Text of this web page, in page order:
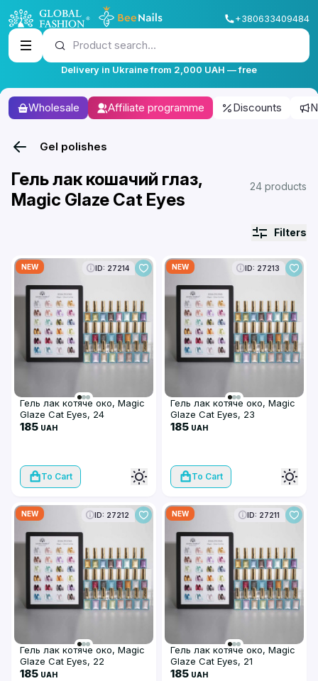
+380633409484
Product search...
Delivery in Ukraine from 2,000 UAH — free
Wholesale Affiliate programme Discounts
Gel polishes
Гель лак кошачий глаз,
Magic Glaze Cat Eyes
24 products
Filters
NEW ID: 27214
Гель лак котяче око, Magic
Glaze Cat Eyes, 24
185 UAH
To Cart
NEW ID: 27213
Гель лак котяче око, Magic
Glaze Cat Eyes, 23
185 UAH
To Cart
NEW ID: 27212
Гель лак котяче око, Magic
Glaze Cat Eyes, 22
185 UAH
NEW ID: 27211
Гель лак котяче око, Magic
Glaze Cat Eyes, 21
185 UAH